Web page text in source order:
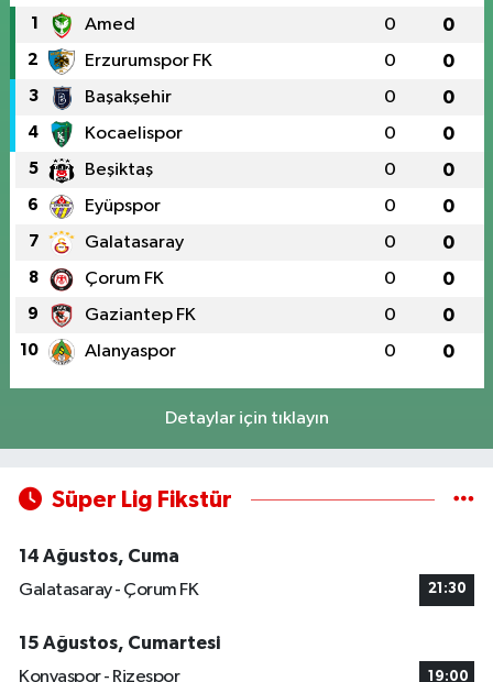
1 Amed 0 0
2 Erzurumspor FK 0 0
3 Başakşehir 0 0
4 Kocaelispor 0 0
5 Beşiktaş 0 0
6 Eyüpspor 0 0
7 Galatasaray 0 0
8 Çorum FK 0 0
9 Gaziantep FK 0 0
10 Alanyaspor 0 0
Detaylar için tıklayın
Süper Lig Fikstür
14 Ağustos, Cuma
Galatasaray - Çorum FK
21:30
15 Ağustos, Cumartesi
Konyaspor - Rizespor
19:00